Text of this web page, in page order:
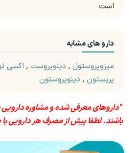
است
دارو های مشابه
میزوپروستول , دینوپروست , اکسی
پریستون , دینوپروستون
"داروهای معرفی شده و مشاوره
باشند. لطفا پیش از مصرف هر دارویی